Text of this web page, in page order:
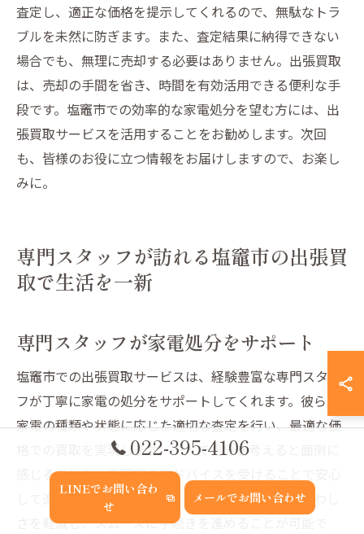
査定し、適正な価格を提示してくれるので、無駄なトラ
ブルを未然に防ぎます。また、査定結果に納得できない
場合でも、無理に売却する必要はありません。出張買取
は、売却の手間を省き、時間を有効活用できる便利な手
段です。塩竈市での効率的な家電処分を望む方には、出
張買取サービスを活用することをお勧めします。次回
も、皆様のお役に立つ情報をお届けしますので、お楽し
みに。
専門スタッフが訪れる塩竈市の出張買
取で生活を一新
専門スタッフが家電処分をサポート
塩竈市での出張買取サービスは、経験豊富な専門スタッ
フが丁寧に家電の処分をサポートしてくれます。彼らは
家電の種類や状態に応じた適切な査定を行い、最適な価
格での買取を実現します。一人で処分を考えると面倒に
感じることも、専門家のアドバイスを受けることで安心
して進めることができます。家電の処分に関する煩わし
さを軽減し、スムーズに手続きを進めることが可能で
022-395-4106
LINEでお問い合わ
せ
メールでお問い合わせ